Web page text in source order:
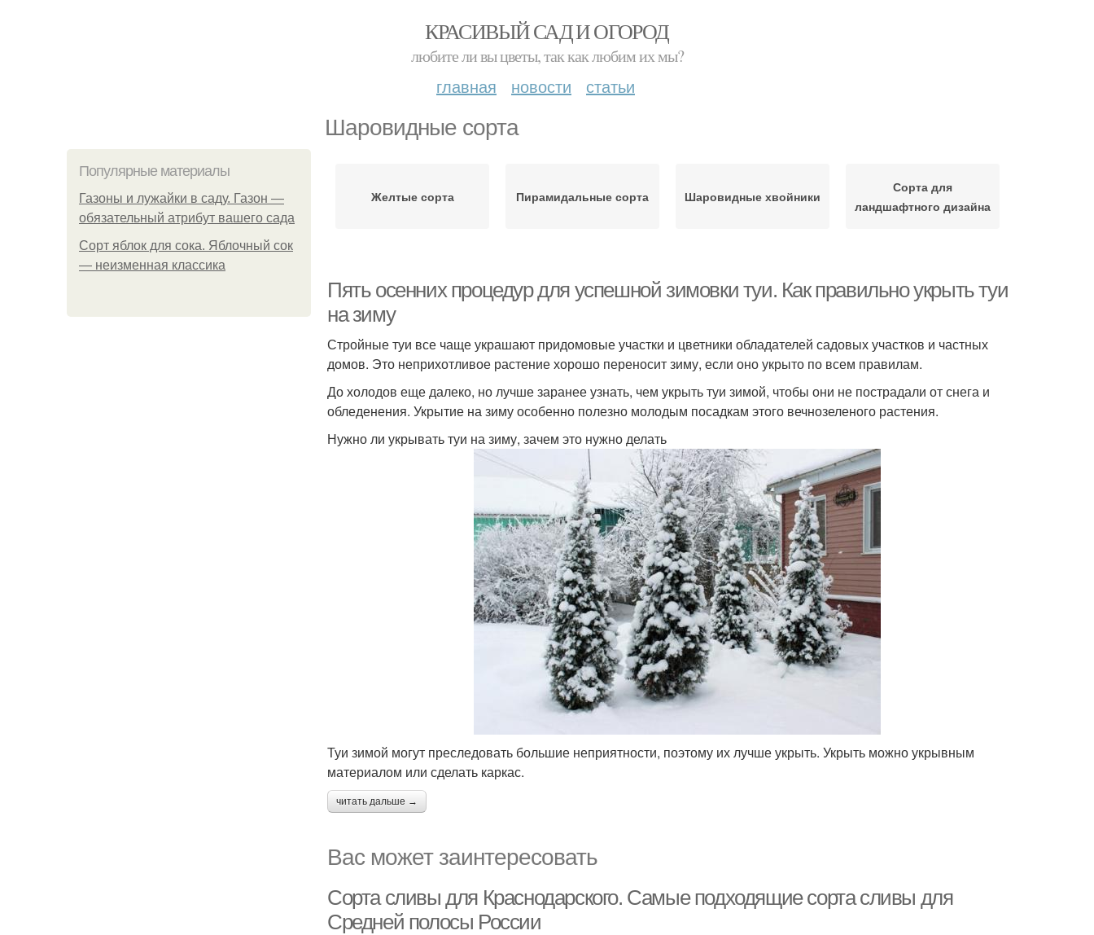
КРАСИВЫЙ САД И ОГОРОД
любите ли вы цветы, так как любим их мы?
главная новости статьи
Шаровидные сорта
Популярные материалы
Газоны и лужайки в саду. Газон —
обязательный атрибут вашего сада
Сорт яблок для сока. Яблочный сок
— неизменная классика
Желтые сорта Пирамидальные сорта Шаровидные хвойники
Сорта для
ландшафтного дизайна
Пять осенних процедур для успешной зимовки туи. Как правильно укрыть туи
на зиму
Стройные туи все чаще украшают придомовые участки и цветники обладателей садовых участков и частных
домов. Это неприхотливое растение хорошо переносит зиму, если оно укрыто по всем правилам.
До холодов еще далеко, но лучше заранее узнать, чем укрыть туи зимой, чтобы они не пострадали от снега и
обледенения. Укрытие на зиму особенно полезно молодым посадкам этого вечнозеленого растения.
Нужно ли укрывать туи на зиму, зачем это нужно делать
Туи зимой могут преследовать большие неприятности, поэтому их лучше укрыть. Укрыть можно укрывным
материалом или сделать каркас.
читать дальше →
Вас может заинтересовать
Сорта сливы для Краснодарского. Самые подходящие сорта сливы для
Средней полосы России